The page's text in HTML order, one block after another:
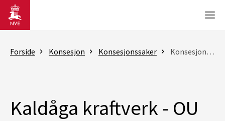
Gå til hovedinnhold
Forside Konsesjon Konsesjonssaker Konsesjonssak
Kaldåga kraftverk - OU